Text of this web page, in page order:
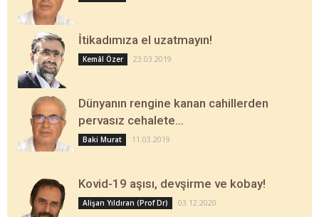
İtikadımıza el uzatmayın!
Kemâl Özer 23.03.2019
Dünyanın rengine kanan cahillerden
pervasız cehalete…
Baki Murat 11.03.2019
Kovid-19 aşısı, devşirme ve kobay!
Alişan Yıldıran (Prof Dr) 03.12.2020